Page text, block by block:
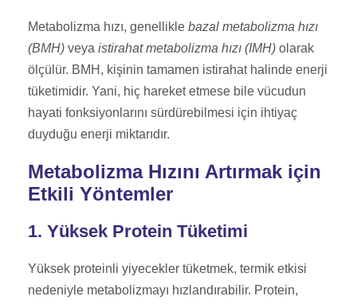
Metabolizma hızı, genellikle bazal metabolizma hızı
(BMH) veya istirahat metabolizma hızı (IMH) olarak
ölçülür. BMH, kişinin tamamen istirahat halinde enerji
tüketimidir. Yani, hiç hareket etmese bile vücudun
hayati fonksiyonlarını sürdürebilmesi için ihtiyaç
duyduğu enerji miktarıdır.
Metabolizma Hızını Artırmak için
Etkili Yöntemler
1. Yüksek Protein Tüketimi
Yüksek proteinli yiyecekler tüketmek, termik etkisi
nedeniyle metabolizmayı hızlandırabilir. Protein,